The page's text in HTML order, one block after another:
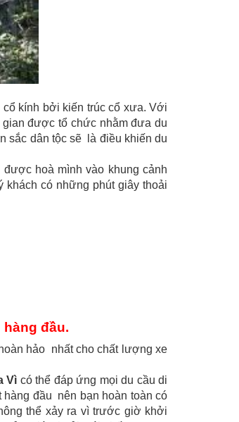
kính bởi kiến trúc cổ xưa. Với
được tổ chức nhằm đưa du
sắc dân tộc sẽ là điều khiến du
hoà mình vào khung cảnh
có những phút giây thoải
đầu.
hảo nhất cho chất lượng xe
Vì có thể đáp ứng mọi du cầu di
đầu nên bạn hoàn toàn có
thể xảy ra vì trước giờ khởi